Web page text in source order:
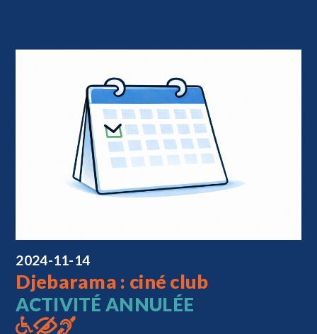
2024-11-14
Djebarama : ciné club
ACTIVITÉ ANNULÉE